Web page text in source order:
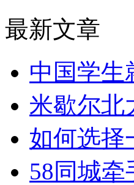
最新文章
中国学生
米歇尔北
如何选择
58同城